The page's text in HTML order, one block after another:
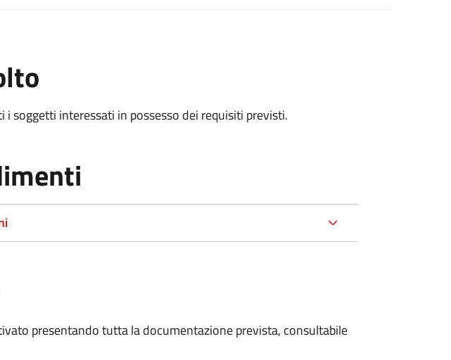
i soggetti interessati in possesso dei requisiti previsti.
presentando tutta la documentazione prevista, consultabile